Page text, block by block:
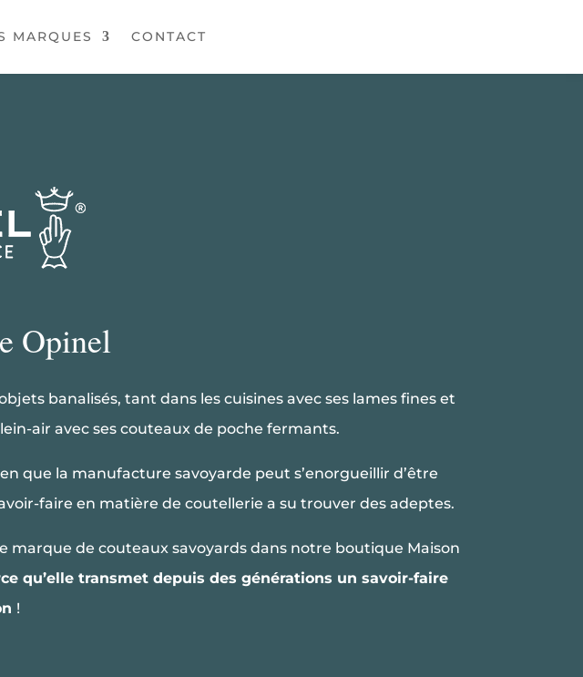
MARQUES CONTACT
Opinel
banalisés, tant dans les cuisines avec ses lames fines et
air avec ses couteaux de poche fermants.
que la manufacture savoyarde peut s’enorgueillir d’être
faire en matière de coutellerie a su trouver des adeptes.
marque de couteaux savoyards dans notre boutique Maison
qu’elle transmet depuis des générations un savoir-faire
!